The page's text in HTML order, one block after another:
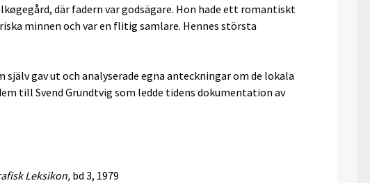
där fadern var godsägare. Hon hade ett romantiskt
minnen och var en flitig samlare. Hennes största
själv gav ut och analyserade egna anteckningar om de lokala
till Svend Grundtvig som ledde tidens dokumentation av
Leksikon,bd 3, 1979